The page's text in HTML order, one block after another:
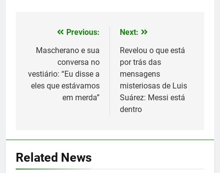
navigation
Previous:
Mascherano e sua
conversa no
vestiário: “Eu disse a
eles que estávamos
em merda”
Next:
Revelou o que está
por trás das
mensagens
misteriosas de Luis
Suárez: Messi está
dentro
Related News
Histórico: a MLS baixa as